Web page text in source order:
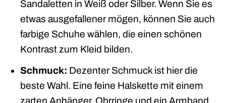
Sandaletten in Weiß oder Silber. Wenn Sie es
etwas ausgefallener mögen, können Sie auch
farbige Schuhe wählen, die einen schönen
Kontrast zum Kleid bilden.
Schmuck: Dezenter Schmuck ist hier die
beste Wahl. Eine feine Halskette mit einem
zarten Anhänger, Ohrringe und ein Armband